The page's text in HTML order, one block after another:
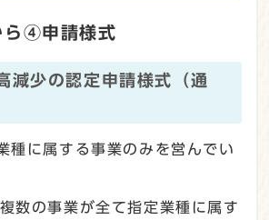
ら④申請様式
減少の認定申請様式（通
に属する事業のみを営んでい
数の事業が全て指定業種に属す